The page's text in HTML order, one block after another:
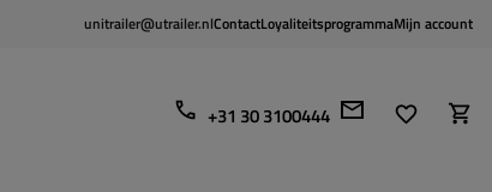
unitrailer@utrailer.nlContactLoyaliteitsprogrammaMijn account
+31 30 3100444